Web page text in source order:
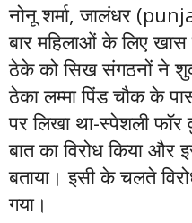
नोनू शर्मा, जालंधर
बार महिलाओं के लिए
ठेके को सिख संगठनों ने
ठेका लम्मा पिंड चौक के
पर लिखा था-स्पेशली
बात का विरोध किया
बताया। इसी के चलते
गया।